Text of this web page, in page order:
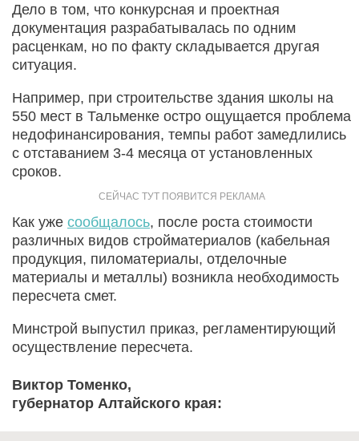
Дело в том, что конкурсная и проектная
документация разрабатывалась по одним
расценкам, но по факту складывается другая
ситуация.
Например, при строительстве здания школы на
550 мест в Тальменке остро ощущается проблема
недофинансирования, темпы работ замедлились
с отставанием 3-4 месяца от установленных
сроков.
Как уже сообщалось, после роста стоимости
различных видов стройматериалов (кабельная
продукция, пиломатериалы, отделочные
материалы и металлы) возникла необходимость
пересчета смет.
Минстрой выпустил приказ, регламентирующий
осуществление пересчета.
Виктор Томенко,
губернатор Алтайского края: